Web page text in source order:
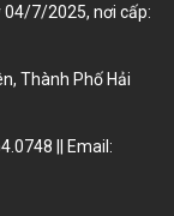
04/7/2025, nơi cấp:
Thành Phố Hải
|| Email: